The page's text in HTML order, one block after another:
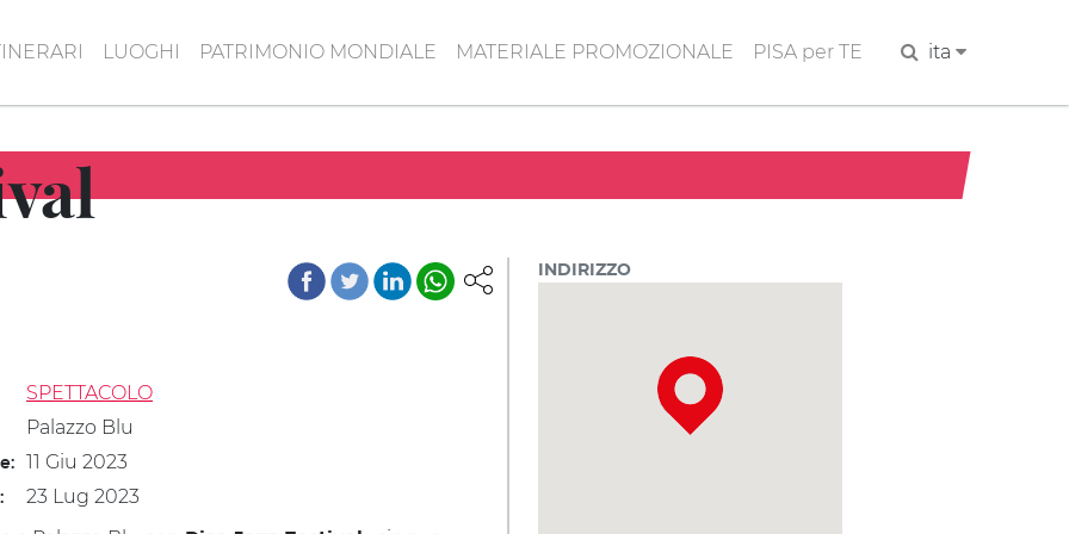
LUOGHI PATRIMONIO MONDIALE MATERIALE PROMOZIONALE PISA per TE Cerca ita
SPETTACOLO
Palazzo Blu
11 Giu 2023
23 Lug 2023
INDIRIZZO